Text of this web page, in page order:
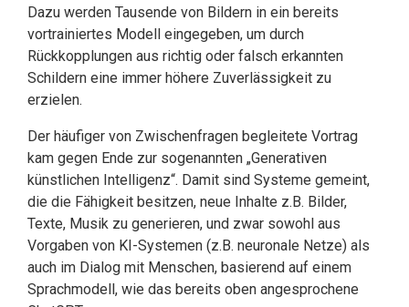
Dazu werden Tausende von Bildern in ein bereits
vortrainiertes Modell eingegeben, um durch
Rückkopplungen aus richtig oder falsch erkannten
Schildern eine immer höhere Zuverlässigkeit zu
erzielen.
Der häufiger von Zwischenfragen begleitete Vortrag
kam gegen Ende zur sogenannten „Generativen
künstlichen Intelligenz“. Damit sind Systeme gemeint,
die die Fähigkeit besitzen, neue Inhalte z.B. Bilder,
Texte, Musik zu generieren, und zwar sowohl aus
Vorgaben von KI-Systemen (z.B. neuronale Netze) als
auch im Dialog mit Menschen, basierend auf einem
Sprachmodell, wie das bereits oben angesprochene